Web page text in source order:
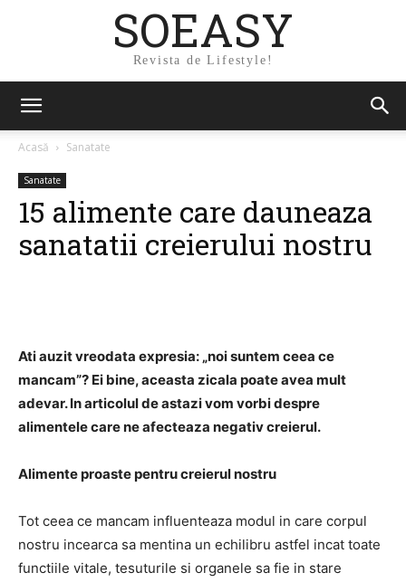
SOEASY
Revista de Lifestyle!
Acasă Sanatate
Sanatate
15 alimente care dauneaza
sanatatii creierului nostru
Ati auzit vreodata expresia: „noi suntem ceea ce
mancam”? Ei bine, aceasta zicala poate avea mult
adevar. In articolul de astazi vom vorbi despre
alimentele care ne afecteaza negativ creierul.
Alimente proaste pentru creierul nostru
Tot ceea ce mancam influenteaza modul in care corpul
nostru incearca sa mentina un echilibru astfel incat toate
functiile vitale, tesuturile si organele sa fie in stare